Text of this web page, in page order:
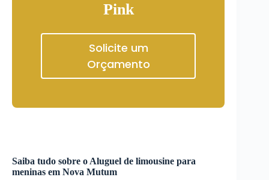
Pink
Solicite um
Orçamento
Saiba tudo sobre o Aluguel de limousine para
meninas em Nova Mutum